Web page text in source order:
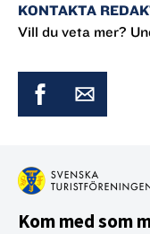
KONTAKTA
Vill du veta mer?
Kom med som